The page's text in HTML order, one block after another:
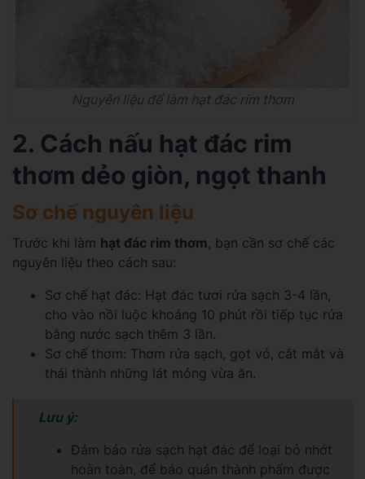
Nguyên liệu để làm hạt đác rim thơm
2. Cách nấu hạt đác rim
thơm dẻo giòn, ngọt thanh
Sơ chế nguyên liệu
Trước khi làm hạt đác rim thơm, bạn cần sơ chế các
nguyên liệu theo cách sau:
Sơ chế hạt đác: Hạt đác tươi rửa sạch 3-4 lần,
cho vào nồi luộc khoảng 10 phút rồi tiếp tục rửa
bằng nước sạch thêm 3 lần.
Sơ chế thơm: Thơm rửa sạch, gọt vỏ, cắt mắt và
thái thành những lát mỏng vừa ăn.
Lưu ý:
Đảm bảo rửa sạch hạt đác để loại bỏ nhớt
hoàn toàn, để bảo quản thành phẩm được